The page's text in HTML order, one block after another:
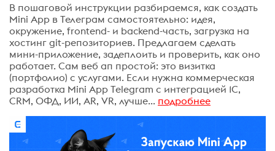
В пошаговой инструкции разбираемся, как создать
Mini App в Телеграм самостоятельно: идея,
окружение, frontend- и backend-часть, загрузка на
хостинг git-репозиториев. Предлагаем сделать
мини-приложение, задеплоить и проверить, как оно
работает. Сам веб ап простой: это визитка
(портфолио) с услугами. Если нужна коммерческая
разработка Mini App Telegram с интеграцией 1С,
CRM, ОФД, ИИ, AR, VR, лучше... подробнее